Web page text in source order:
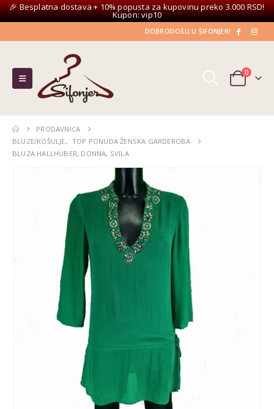
🎉 Besplatna dostava + 10% popusta za kupovinu preko 3.000 RSD!
Kupon: vip10
DOBRODOŠLI U ŠIFONJER!
0
PRODAVNICA
BLUZE/KOŠULJE,
TOP PONUDA ŽENSKA GARDEROBA
BLUZA HALLHUBER, DONNA, SVILA